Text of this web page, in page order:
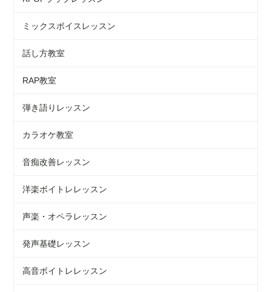
ミックスボイスレッスン
話し方教室
RAP教室
弾き語りレッスン
カラオケ教室
音痴改善レッスン
洋楽ボイトレレッスン
声楽・オペラレッスン
発声基礎レッスン
高音ボイトレレッスン